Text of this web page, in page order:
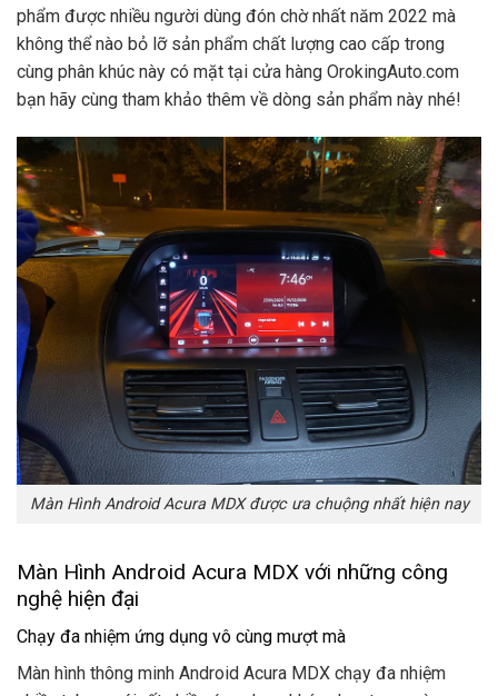
phẩm được nhiều người dùng đón chờ nhất năm 2022 mà
không thể nào bỏ lỡ sản phẩm chất lượng cao cấp trong
cùng phân khúc này có mặt tại cửa hàng OrokingAuto.com
bạn hãy cùng tham khảo thêm về dòng sản phẩm này nhé!
Màn Hình Android Acura MDX được ưa chuộng nhất hiện nay
Màn Hình Android Acura MDX với những công
nghệ hiện đại
Chạy đa nhiệm ứng dụng vô cùng mượt mà
Màn hình thông minh Android Acura MDX chạy đa nhiệm